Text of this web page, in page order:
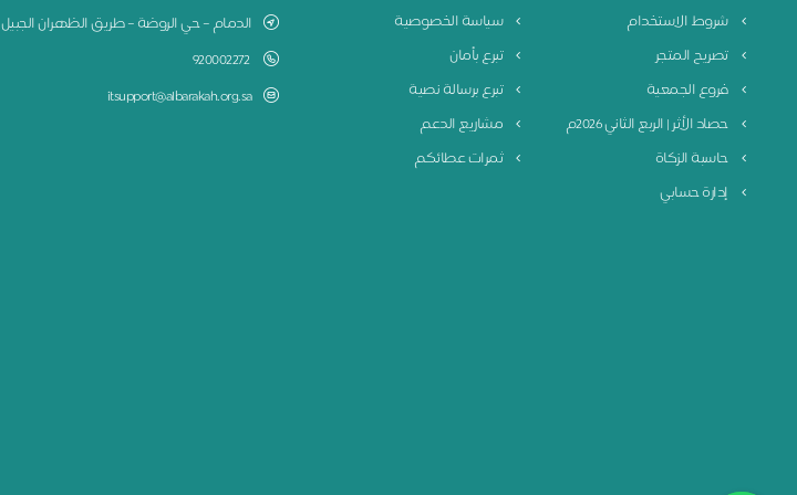
شروط الاستخدام
سياسة الخصوصية
تصريح المتجر
تبرع بأمان
فروع الجمعية
تبرع برسالة نصية
حصاد الأثر | الربع الثاني 2026م
مشاريع الدعم
حاسبة الزكاة
ثمرات عطائكم
إدارة حسابي
الدمام – حي الروضة – طريق الظهران الجبيل
920002272
itsupport@albarakah.org.sa